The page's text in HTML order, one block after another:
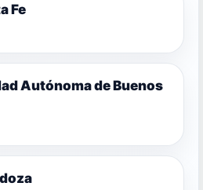
Fe
Autónoma de Buenos